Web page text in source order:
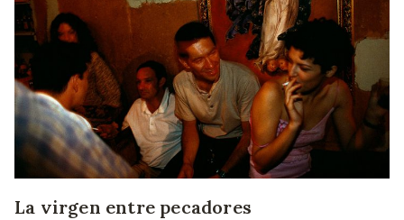
La virgen entre pecadores